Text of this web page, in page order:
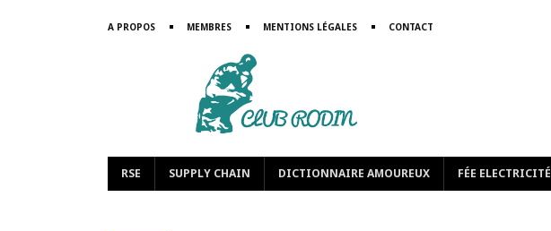
A PROPOS MEMBRES MENTIONS LÉGALES CONTACT
RSE SUPPLY CHAIN DICTIONNAIRE AMOUREUX FÉE ELECTRICITÉ